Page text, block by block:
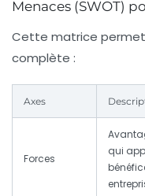
Menaces (SWOT)
Cette matrice
complète :
Axes
Forces
qui